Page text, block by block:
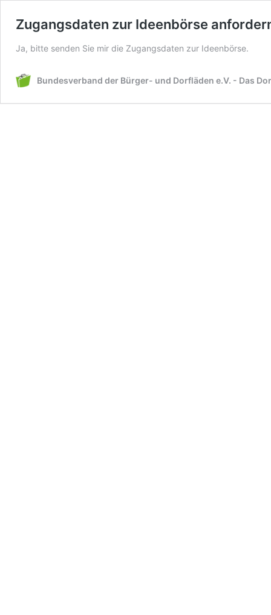
Zugangsdaten zur Ideenbörse
Ja, bitte senden Sie mir die Zugangsdaten zur Ideenbörse.
Bundesverband der Bürger- und Dorfläden e.V. - Das